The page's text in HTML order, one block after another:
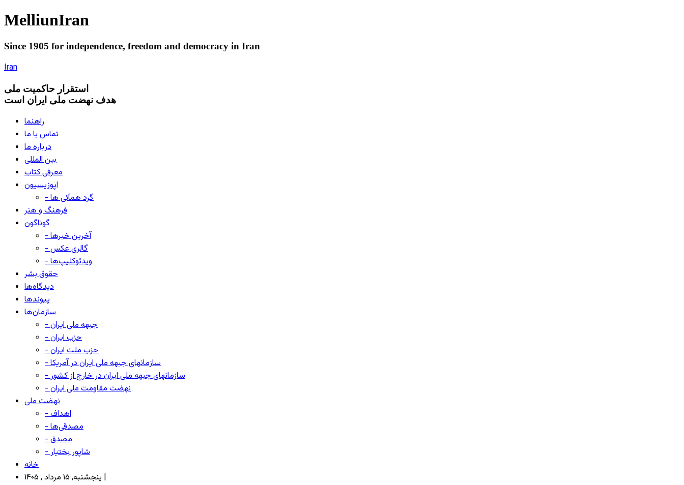
MelliunIran
Since 1905 for independence, freedom and democracy in Iran
Iran
استقرار حاکميت ملی
هدف نهضت ملی ایران است
راهنما
تماس با ما
درباره ما
بین المللی
معرفی کتاب
اپوزیسیون
- گرد همآئی ها
فرهنگ و هنر
گوناگون
- آخرین خبرها
- گالری عکس
- ویدئوکلیپ‌ها
حقوق بشر
دیدگاه‌ها
پیوندها
سازمان‌ها
- جبهه ملی ایران
- حزب ایران
- حزب ملت ایران
- سازمانهای جبهه ملی ایران در آمریکا
- سازمانهای جبهه ملی ایران در خارج از کشور
- نهضت مقاومت ملی ایران
نهضت ملی
- اهداف
- مصدقی‌ها
- مصدق
- شاپور بختیار
خانه
پنجشنبه, ۱۵ مرداد , ۱۴۰۵ |